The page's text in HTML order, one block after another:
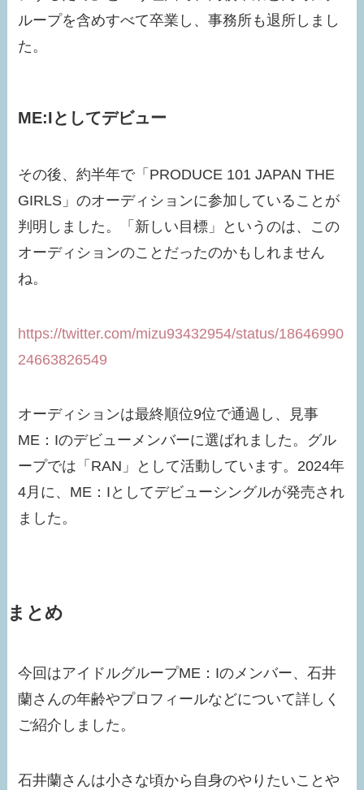
ループを含めすべて卒業し、事務所も退所しまし
た。
ME:Iとしてデビュー
その後、約半年で「PRODUCE 101 JAPAN THE
GIRLS」のオーディションに参加していることが
判明しました。「新しい目標」というのは、この
オーディションのことだったのかもしれません
ね。
https://twitter.com/mizu93432954/status/18646990
24663826549
オーディションは最終順位9位で通過し、見事
ME：Iのデビューメンバーに選ばれました。グル
ープでは「RAN」として活動しています。2024年
4月に、ME：Iとしてデビューシングルが発売され
ました。
まとめ
今回はアイドルグループME：Iのメンバー、石井
蘭さんの年齢やプロフィールなどについて詳しく
ご紹介しました。
石井蘭さんは小さな頃から自身のやりたいことや